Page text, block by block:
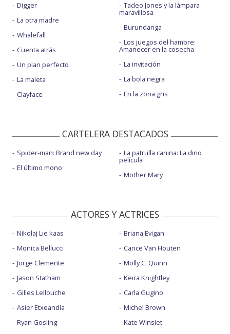
Digger
La otra madre
Whalefall
Cuenta atrás
Un plan perfecto
La maleta
Clayface
Tadeo Jones y la lámpara
maravillosa
Burundanga
Los juegos del hambre:
Amanecer en la cosecha
La invitación
La bola negra
En la zona gris
CARTELERA DESTACADOS
Spider-man: Brand new day
El último mono
La patrulla canina: La dino
película
Mother Mary
ACTORES Y ACTRICES
Nikolaj Lie kaas
Monica Bellucci
Jorge Clemente
Jason Statham
Gilles Lellouche
Asier Etxeandía
Ryan Gosling
Briana Evigan
Carice Van Houten
Molly C. Quinn
Keira Knightley
Carla Gugino
Michel Brown
Kate Winslet